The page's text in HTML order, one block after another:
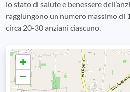
lo stato di salute e benessere
raggiungono un numero massimo di
circa 20-30 anziani ciascuno.
+
−